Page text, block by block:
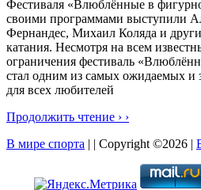
Фестиваля «Влюблённые в
своими программами выступили
Фернандес, Михаил Коляда и
катания. Несмотря на всем
ограничения фестиваль
стал одним из самых ожидаемых и
для всех любителей
Продолжить чтение › ›
В мире спорта | | Copyright ©2026 |